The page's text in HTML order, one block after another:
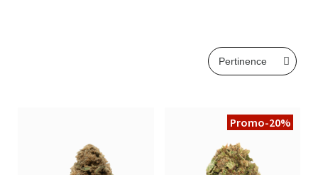
Promo-20%